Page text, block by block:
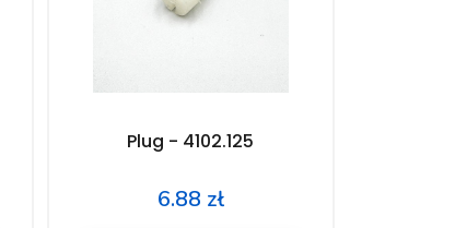
Plug - 4102.125
Price
6.88 zł